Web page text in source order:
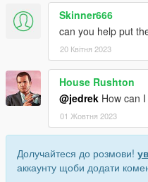
Skinner666
can you help put
20 Квітня 2023
House Rushton
@jedrek How can
01 Жовтня 2023
Долучайтеся до розмови!
аккаунту щоби додати